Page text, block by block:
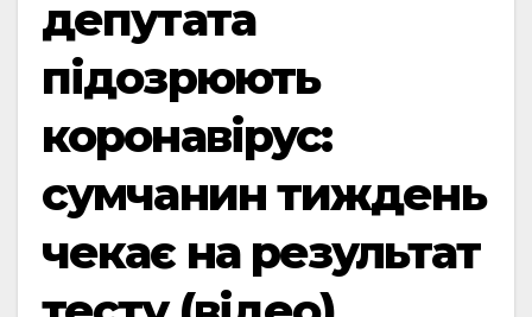
депутата
підозрюють
коронавірус:
сумчанин тиждень
чекає на результат